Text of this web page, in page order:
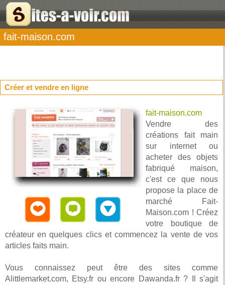
fait-maison.com
Créer et vendre en ligne
fait-maison.com
Vendre des
créations fait main
sur internet ou
acheter des objets
fabriqué maison,
c'est ce que nous
propose la place de
marché Fait-
Maison.com ! Créez
votre boutique de
créateur en quelques clics et commencez la vente de vos
articles faits main.
Vous connaissez peut être des sites comme
Alittlemarket.com, Etsy.fr ou encore Dawanda.fr ? Il s'agit